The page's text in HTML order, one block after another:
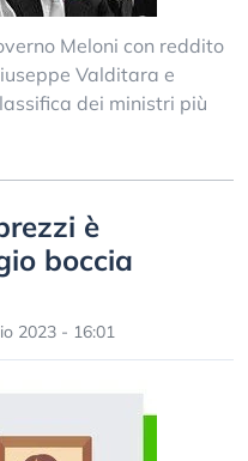
Meloni con reddito
Valditara e
dei ministri più
è
boccia
2023 - 16:01